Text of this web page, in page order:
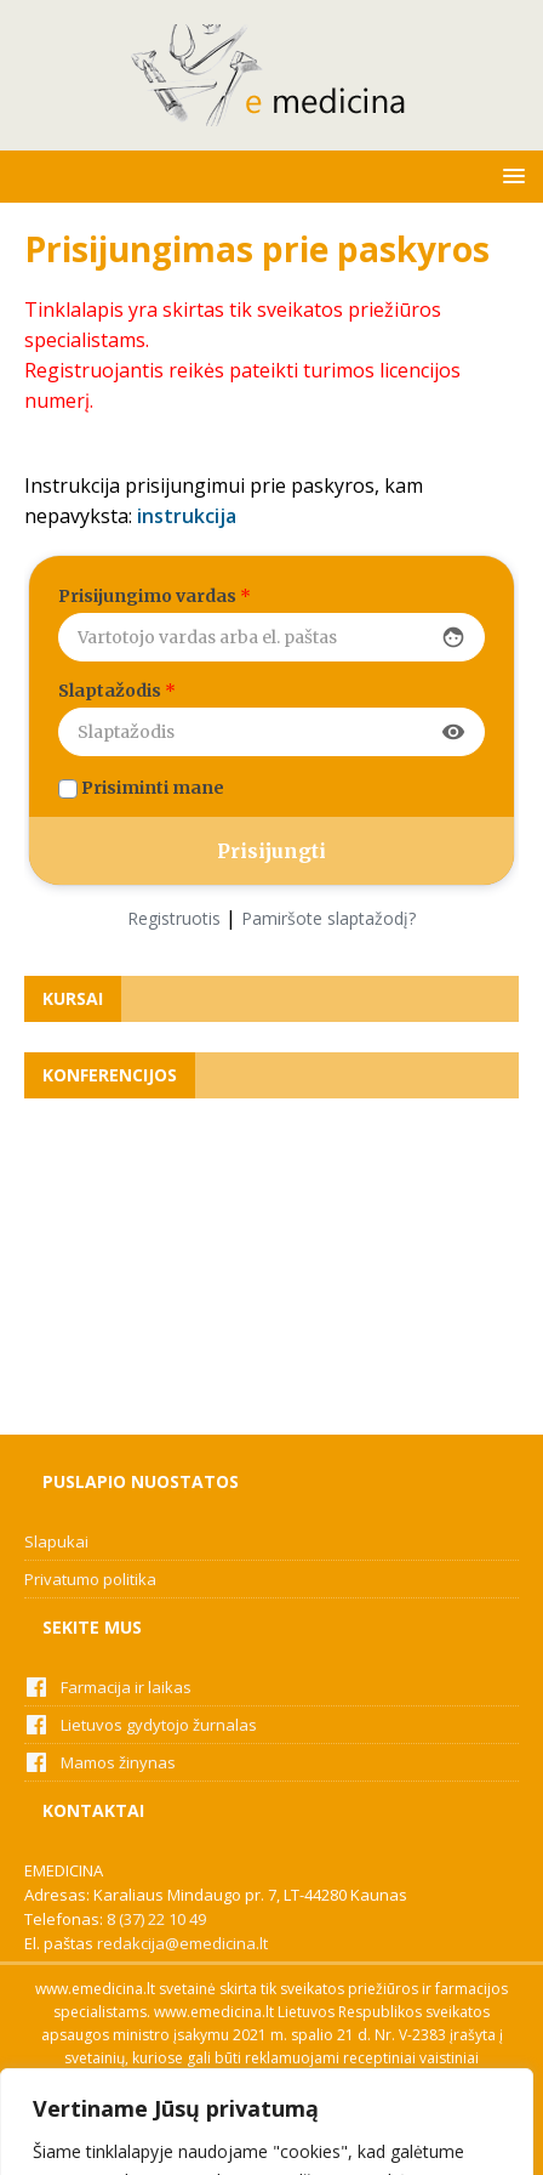
Vertiname Jūsų privatumą
Šiame tinklalapyje naudojame "cookies", kad galėtume
Prisijungimas prie paskyros
Tinklalapis yra skirtas tik sveikatos priežiūros
specialistams.
Registruojantis reikės pateikti turimos licencijos
numerį.
Instrukcija prisijungimui prie paskyros, kam
nepavyksta: instrukcija
Prisijungimo vardas *
face
Slaptažodis *
visibility
Prisiminti mane
Registruotis | Pamiršote slaptažodį?
KURSAI
KONFERENCIJOS
PUSLAPIO NUOSTATOS
Slapukai
Privatumo politika
SEKITE MUS
Farmacija ir laikas
Lietuvos gydytojo žurnalas
Mamos žinynas
KONTAKTAI
EMEDICINA
Adresas: Karaliaus Mindaugo pr. 7, LT-44280 Kaunas
Telefonas: 8 (37) 22 10 49
El. paštas redakcija@emedicina.lt
www.emedicina.lt svetainė skirta tik sveikatos priežiūros ir farmacijos
specialistams. www.emedicina.lt Lietuvos Respublikos sveikatos
apsaugos ministro įsakymu 2021 m. spalio 21 d. Nr. V-2383 įrašyta į
svetainių, kuriose gali būti reklamuojami receptiniai vaistiniai
savo profesinę kvalifikaciją. Naudingos nuorodos: Vaistų ir medicinos
pagalbos priemonių kainų paieška, VVKT tinklalapis, Sveikatos
priežiūros ar farmacijos specialisto pranešimo apie įtariamą